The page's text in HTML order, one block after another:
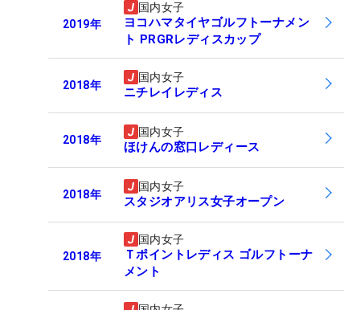
2019年
国内女子
ヨコハマタイヤゴルフトーナメン
ト PRGRレディスカップ
2018年
国内女子
ニチレイレディス
2018年
国内女子
ほけんの窓口レディース
2018年
国内女子
スタジオアリス女子オープン
2018年
国内女子
Ｔポイントレディス ゴルフトーナ
メント